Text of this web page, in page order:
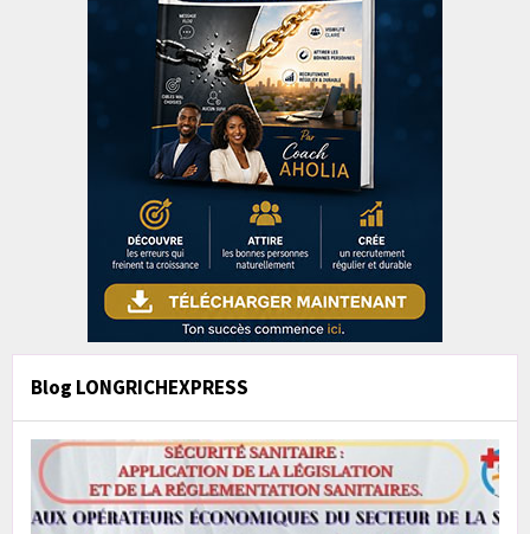
Blog LONGRICHEXPRESS